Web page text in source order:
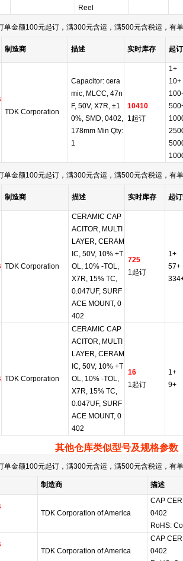
Reel
金额100元起订，满300元含运，满500元含税运，有
制造商 描述 实时库存 起
TDK Corporation
Capacitor: cera
mic, MLCC, 47n
F, 50V, X7R, ±1
0%, SMD, 0402,
178mm Min Qty:
1
10410
1起订
1+
10+
金额100元起订，满300元含运，满500元含税运，有
制造商 描述 实时库存 起
TDK Corporation
CERAMIC CAP
ACITOR, MULTI
LAYER, CERAM
IC, 50V, 10% +T
OL, 10% -TOL,
X7R, 15% TC,
0.047UF, SURF
ACE MOUNT, 0
402
725
1起订
1+
57+
TDK Corporation
CERAMIC CAP
ACITOR, MULTI
LAYER, CERAM
IC, 50V, 10% +T
OL, 10% -TOL,
X7R, 15% TC,
0.047UF, SURF
ACE MOUNT, 0
402
16
1起订
1+
9+
其他仓库类似型号及规格参数
金额100元起订，满300元含运，满500元含税运，有
制造商 描述
TDK Corporation of America
CAP
0402
RoHS:
TDK Corporation of America
CAP
0402